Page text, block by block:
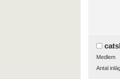
Medlem
Antal